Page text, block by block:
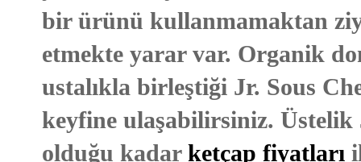
bir ürünü kullanmamaktan
etmekte yarar var. Organik
ustalıkla birleştiği Jr. Sous
keyfine ulaşabilirsiniz. Üstelik
olduğu kadar ketçap fiyatları